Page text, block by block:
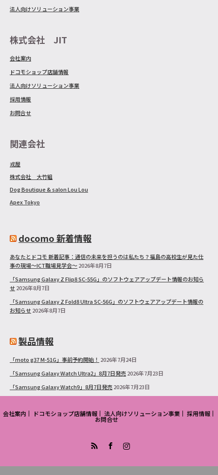
法人向けソリューション事業
株式会社 JIT
会社案内
ドコモショップ店舗情報
法人向けソリューション事業
採用情報
お問合せ
関連会社
戎屋
株式会社 大竹組
Dog Boutique & salon Lou Lou
Apex Tokyo
docomo 新着情報
あなたとドコモ 新着記事：通信の未来を担うのは私たち？福島の高校生が見た仕
事の現場～ICT職場見学会～2026年8月7日
「Samsung Galaxy Z Flip8 SC-55G」のソフトウェアアップデート情報のお知ら
せ 2026年8月7日
「Samsung Galaxy Z Fold8 Ultra SC-56G」のソフトウェアアップデート情報の
お知らせ 2026年8月7日
製品情報
「moto g37 M-51G」事前予約開始！ 2026年7月24日
「Samsung Galaxy Watch Ultra2」8月7日発売2026年7月23日
「Samsung Galaxy Watch9」8月7日発売2026年7月23日
会社案内 ドコモショップ店舗情報 法人向けソリューション事業 採用情報
お問合せ
Instagram